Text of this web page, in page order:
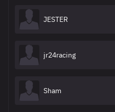
JESTER
jr24racing
Sham